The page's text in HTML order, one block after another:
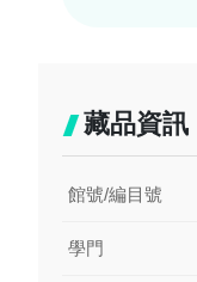
藏品資訊
館號/編目號
學門